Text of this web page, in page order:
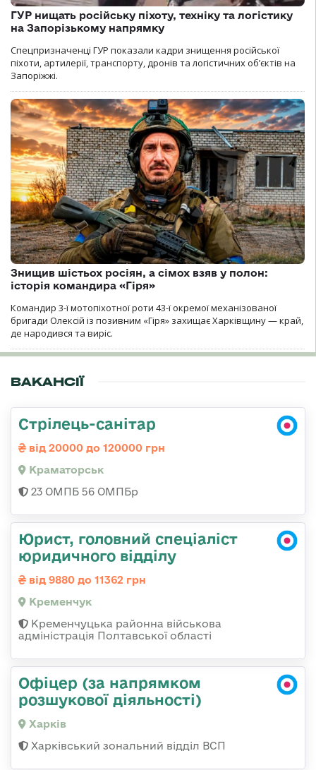
ГУР нищать російську піхоту, техніку та логістику
на Запорізькому напрямку
Спецпризначенці ГУР показали кадри знищення російської
піхоти, артилерії, транспорту, дронів та логістичних об’єктів на
Запоріжжі.
Знищив шістьох росіян, а сімох взяв у полон:
історія командира «Гіря»
Командир 3-ї мотопіхотної роти 43-ї окремої механізованої
бригади Олексій із позивним «Гіря» захищає Харківщину — край,
де народився та виріс.
ВАКАНСІЇ
Стрілець-санітар
від 20000 до 120000 грн
Краматорськ
23 ОМПБ 56 ОМПБр
Юрист, головний спеціаліст
юридичного відділу
від 9880 до 11362 грн
Кременчук
Кременчуцька районна військова
адміністрація Полтавської області
Офіцер (за напрямком
розшукової діяльності)
Харків
Харківський зональний відділ ВСП